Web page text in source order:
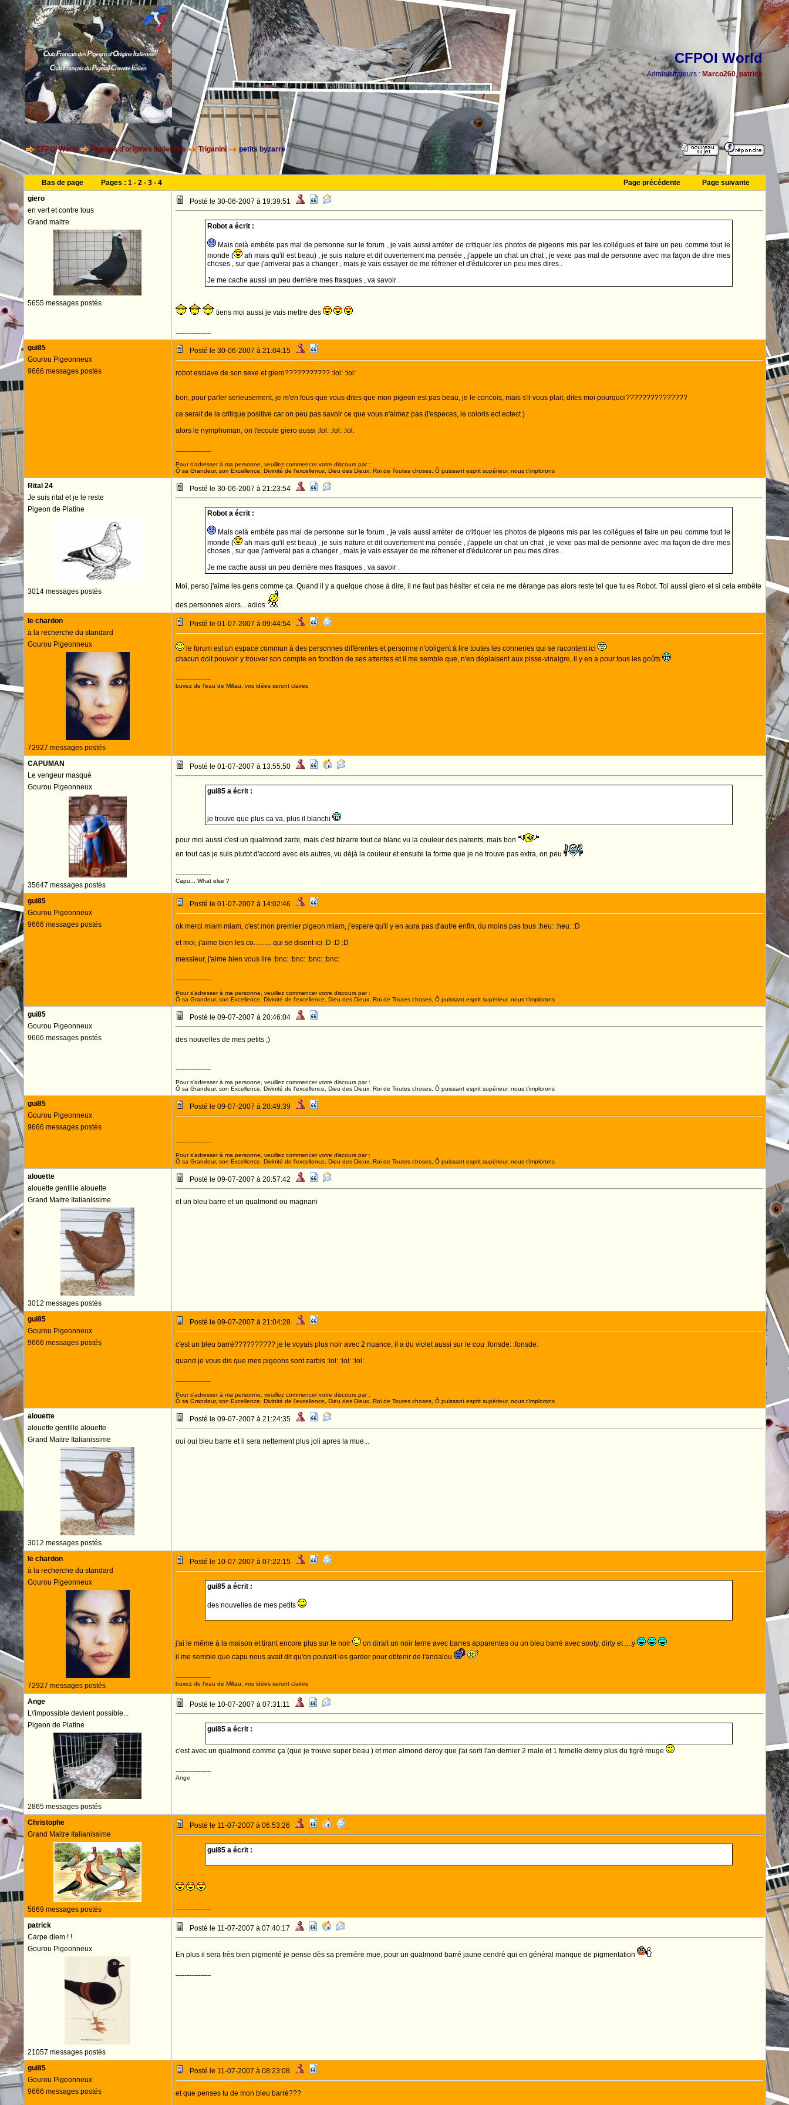
CFPOI World
Administrateurs : Marco260, patrick
CFPOI World Pigeons d'origines Italiennes Triganini petits byzarre
Bas de page Pages : 1- 2- 3- 4 Page précédente
Page suivante
giero
en vert et contre tous
Grand maitre
5655 messages postés
Posté le 30-06-2007 à 19:39:51
Robot a écrit :
Mais celà embéte pas mal de personne sur le forum , je vais aussi arréter de critiquer les photos de pigeons mis par les collégues et faire un peu comme tout le
monde (
ah mais qu'il est beau) , je suis nature et dit ouvertement ma pensée , j'appele un chat un chat , je vexe pas mal de personne avec ma façon de dire mes
choses , sur que j'arriverai pas a changer , mais je vais essayer de me réfrener et d'édulcorer un peu mes dires .
Je me cache aussi un peu derriére mes frasques , va savoir .
tiens moi aussi je vais mettre des
--------------------
gui85
Gourou Pigeonneux
9666 messages postés
Posté le 30-06-2007 à 21:04:15
robot esclave de son sexe et giero??????????? :lol: :lol:
bon, pour parler serieusement, je m'en fous que vous dites que mon pigeon est pas beau, je le concois, mais s'il vous plait, dites moi pourquoi???????????????
ce serait de la critique positive car on peu pas savoir ce que vous n'aimez pas (l'especes, le coloris ect ectect )
alors le nymphoman, on t'ecoute giero aussi :lol: :lol: :lol:
--------------------
Pour s'adresser à ma personne, veuillez commencer votre discours par :
Ô sa Grandeur, son Excellence, Divinité de l'excellence, Dieu des Dieux, Roi de Toutes choses, Ô puissant esprit supérieur, nous t'implorons
Rital 24
Je suis rital et je le reste
Pigeon de Platine
3014 messages postés
Posté le 30-06-2007 à 21:23:54
Robot a écrit :
Mais celà embéte pas mal de personne sur le forum , je vais aussi arréter de critiquer les photos de pigeons mis par les collégues et faire un peu comme tout le
monde (
ah mais qu'il est beau) , je suis nature et dit ouvertement ma pensée , j'appele un chat un chat , je vexe pas mal de personne avec ma façon de dire mes
choses , sur que j'arriverai pas a changer , mais je vais essayer de me réfrener et d'édulcorer un peu mes dires .
Je me cache aussi un peu derriére mes frasques , va savoir .
Moi, perso j'aime les gens comme ça. Quand il y a quelque chose à dire, il ne faut pas hésiter et cela ne me dérange pas alors reste tel que tu es Robot. Toi aussi giero et si cela embête
des personnes alors... adios
le chardon
à la recherche du standard
Gourou Pigeonneux
72927 messages postés
Posté le 01-07-2007 à 09:44:54
le forum est un espace commun à des personnes différentes et personne n'obligent à lire toutes les conneries qui se racontent ici
chacun doit pouvoir y trouver son compte en fonction de ses attentes et il me semble que, n'en déplaisent aux pisse-vinaigre, il y en a pour tous les goûts
--------------------
buvez de l'eau de Millau, vos idées seront claires
CAPUMAN
Le vengeur masqué
Gourou Pigeonneux
35647 messages postés
Posté le 01-07-2007 à 13:55:50
gui85 a écrit :
je trouve que plus ca va, plus il blanchi
pour moi aussi c'est un qualmond zarbi, mais c'est bizarre tout ce blanc vu la couleur des parents, mais bon
en tout cas je suis plutot d'accord avec els autres, vu déjà la couleur et ensuite la forme que je ne trouve pas extra, on peu
--------------------
Capu... What else ?
gui85
Gourou Pigeonneux
9666 messages postés
Posté le 01-07-2007 à 14:02:46
ok merci miam miam, c'est mon premier pigeon miam, j'espere qu'il y en aura pas d'autre enfin, du moins pas tous :heu: :heu: :D
et moi, j'aime bien les co.......... qui se disent ici :D :D :D
messieur, j'aime bien vous lire :bnc: :bnc: :bnc: :bnc:
--------------------
Pour s'adresser à ma personne, veuillez commencer votre discours par :
Ô sa Grandeur, son Excellence, Divinité de l'excellence, Dieu des Dieux, Roi de Toutes choses, Ô puissant esprit supérieur, nous t'implorons
gui85
Gourou Pigeonneux
9666 messages postés
Posté le 09-07-2007 à 20:46:04
des nouvelles de mes petits ;)
--------------------
Pour s'adresser à ma personne, veuillez commencer votre discours par :
Ô sa Grandeur, son Excellence, Divinité de l'excellence, Dieu des Dieux, Roi de Toutes choses, Ô puissant esprit supérieur, nous t'implorons
gui85
Gourou Pigeonneux
9666 messages postés
Posté le 09-07-2007 à 20:49:39
--------------------
Pour s'adresser à ma personne, veuillez commencer votre discours par :
Ô sa Grandeur, son Excellence, Divinité de l'excellence, Dieu des Dieux, Roi de Toutes choses, Ô puissant esprit supérieur, nous t'implorons
alouette
alouette gentille alouette
Grand Maitre Italianissime
3012 messages postés
Posté le 09-07-2007 à 20:57:42
et un bleu barre et un qualmond ou magnani
gui85
Gourou Pigeonneux
9666 messages postés
Posté le 09-07-2007 à 21:04:28
c'est un bleu barré?????????? je le voyais plus noir avec 2 nuance, il a du violet aussi sur le cou :fonsde: :fonsde:
quand je vous dis que mes pigeons sont zarbis :lol: :lol: :lol:
--------------------
Pour s'adresser à ma personne, veuillez commencer votre discours par :
Ô sa Grandeur, son Excellence, Divinité de l'excellence, Dieu des Dieux, Roi de Toutes choses, Ô puissant esprit supérieur, nous t'implorons
alouette
alouette gentille alouette
Grand Maitre Italianissime
3012 messages postés
Posté le 09-07-2007 à 21:24:35
oui oui bleu barre et il sera nettement plus joli apres la mue...
le chardon
à la recherche du standard
Gourou Pigeonneux
72927 messages postés
Posté le 10-07-2007 à 07:22:15
gui85 a écrit :
des nouvelles de mes petits
j'ai le même à la maison et tirant encore plus sur le noir
on dirait un noir terne avec barres apparentes ou un bleu barré avec sooty, dirty et ....y
il me semble que capu nous avait dit qu'on pouvait les garder pour obtenir de l'andalou
--------------------
buvez de l'eau de Millau, vos idées seront claires
Ange
L\'impossible devient possible...
Pigeon de Platine
2865 messages postés
Posté le 10-07-2007 à 07:31:11
gui85 a écrit :
c'est avec un qualmond comme ça (que je trouve super beau ) et mon almond deroy que j'ai sorti l'an dernier 2 male et 1 femelle deroy plus du tigré rouge
--------------------
Ange
Christophe
Grand Maitre Italianissime
5869 messages postés
Posté le 11-07-2007 à 06:53:26
gui85 a écrit :
--------------------
patrick
Carpe diem ! !
Gourou Pigeonneux
21057 messages postés
Posté le 11-07-2007 à 07:40:17
En plus il sera très bien pigmenté je pense dès sa première mue, pour un qualmond barré jaune cendré qui en général manque de pigmentation
--------------------
gui85
Gourou Pigeonneux
9666 messages postés
Posté le 11-07-2007 à 08:23:08
et que penses tu de mon bleu barré???